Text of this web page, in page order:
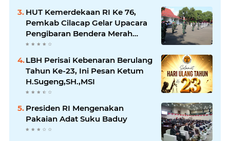
HUT Kemerdekaan RI Ke 76,
Pemkab Cilacap Gelar Upacara
Pengibaran Bendera Merah
Putih
LBH Perisai Kebenaran Berulang
Tahun Ke-23, Ini Pesan Ketum
H.Sugeng,SH.,MSI
Presiden RI Mengenakan
Pakaian Adat Suku Baduy